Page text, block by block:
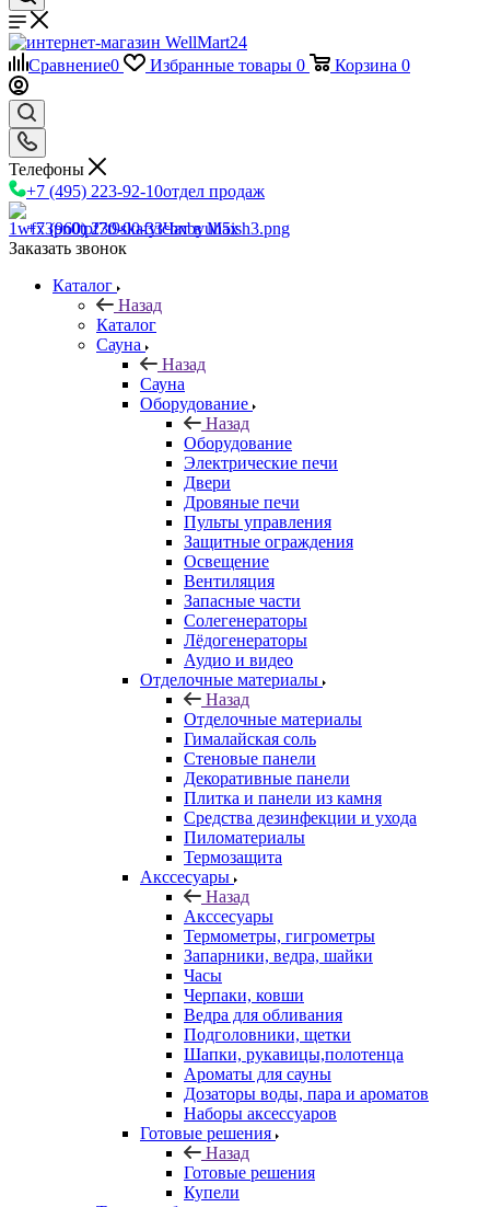
Сравнение0 Избранные товары 0 Корзина 0
Телефоны
+7 (495) 223-92-10отдел продаж
+7 (960) 230-00-33Чат в Max
Заказать звонок
Каталог
Назад
Каталог
Сауна
Назад
Сауна
Оборудование
Назад
Оборудование
Электрические печи
Двери
Дровяные печи
Пульты управления
Защитные ограждения
Освещение
Вентиляция
Запасные части
Солегенераторы
Лёдогенераторы
Аудио и видео
Отделочные материалы
Назад
Отделочные материалы
Гималайская соль
Стеновые панели
Декоративные панели
Плитка и панели из камня
Средства дезинфекции и ухода
Пиломатериалы
Термозащита
Аксcесуары
Назад
Аксcесуары
Термометры, гигрометры
Запарники, ведра, шайки
Часы
Черпаки, ковши
Ведра для обливания
Подголовники, щетки
Шапки, рукавицы,полотенца
Ароматы для сауны
Дозаторы воды, пара и ароматов
Наборы аксессуаров
Готовые решения
Назад
Готовые решения
Купели